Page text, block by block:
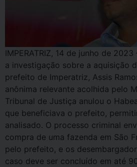
IMPERATRIZ, 14 de junho de
a investigação sobre a aquisição
prefeito de Imperatriz, Assis
anônima relevante acolhida pelo
Tribunal de Justiça anulou o
que beneficiava o prefeito,
analisado. O processo criminal
compra de uma fazenda em São
pelo prefeito, e os
caso deve ser concluído em até